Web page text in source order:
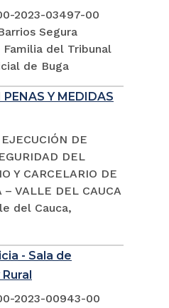
2023-03497-00
Segura
Familia del Tribunal
de Buga
Y MEDIDAS
DE
DEL
Y CARCELARIO DE
– VALLE DEL CAUCA
del Cauca,
- Sala de
2023-00943-00